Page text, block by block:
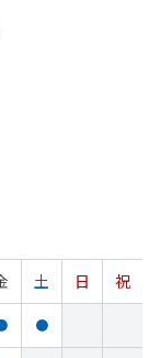
土 日
祝
●